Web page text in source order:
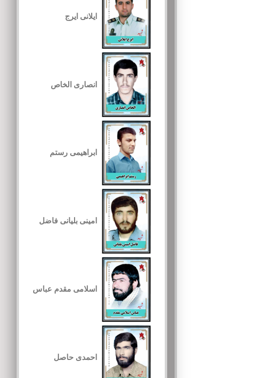
ایلانی ایرج
انصاری الخاص
ابراهیمی رستم
امینی بلیانی فاضل
اسلامی مقدم عباس
احمدی حاصل